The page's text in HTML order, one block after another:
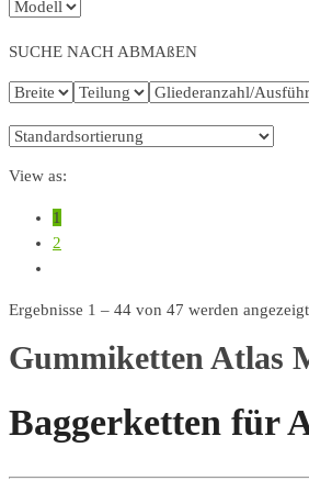
SUCHE NACH ABMAßEN
View as:
1
2
Ergebnisse 1 – 44 von 47 werden angezeigt
Gummiketten Atlas
Baggerketten für